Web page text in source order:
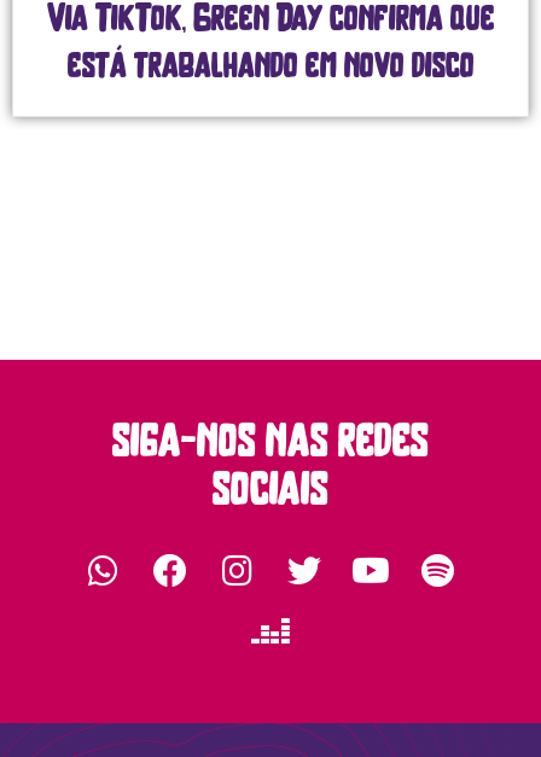
Via TikTok, Green Day confirma que
está trabalhando em novo disco
siga-nos nas redes
sociais